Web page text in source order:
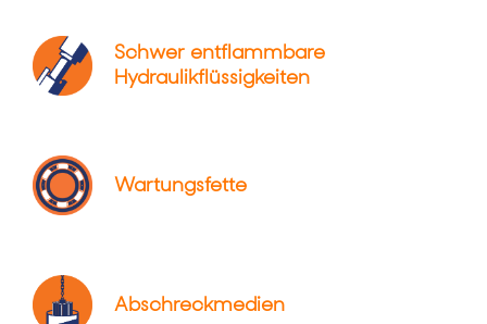
Schwer entflammbare
Hydraulikflüssigkeiten
Wartungsfette
Abschreckmedien